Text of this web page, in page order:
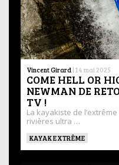
Vincent Girard | 14 mai 2025
COME HELL OR
NEWMAN DE
TV !
La kayakiste de
rivières ultra …
KAYAK EXTRÊME